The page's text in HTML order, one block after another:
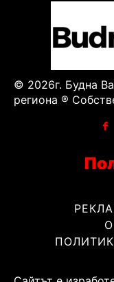
© 2026г. Будна
региона ®